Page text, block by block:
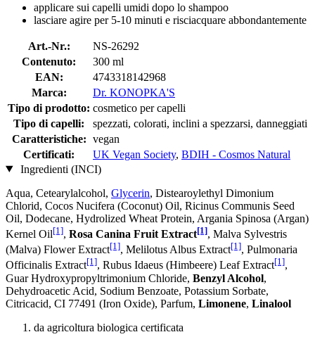
applicare sui capelli umidi dopo lo shampoo
lasciare agire per 5-10 minuti e risciacquare abbondantemente
Art.-Nr.:
NS-26292
Contenuto:
300 ml
EAN:
4743318142968
Marca:
Dr. KONOPKA'S
Tipo di prodotto: cosmetico per capelli
Tipo di capelli:
spezzati, colorati, inclini a spezzarsi, danneggiati
Caratteristiche: vegan
Certificati:
UK Vegan Society, BDIH - Cosmos Natural
Ingredienti (INCI)
Aqua, Cetearylalcohol, Glycerin, Distearoylethyl Dimonium
Chlorid, Cocos Nucifera (Coconut) Oil, Ricinus Communis Seed
Oil, Dodecane, Hydrolized Wheat Protein, Argania Spinosa (Argan)
Kernel Oil[1], Rosa Canina Fruit Extract[1], Malva Sylvestris
(Malva) Flower Extract[1], Melilotus Albus Extract[1], Pulmonaria
Officinalis Extract[1], Rubus Idaeus (Himbeere) Leaf Extract[1],
Guar Hydroxypropyltrimonium Chloride, Benzyl Alcohol,
Dehydroacetic Acid, Sodium Benzoate, Potassium Sorbate,
Citricacid, CI 77491 (Iron Oxide), Parfum, Limonene, Linalool
da agricoltura biologica certificata